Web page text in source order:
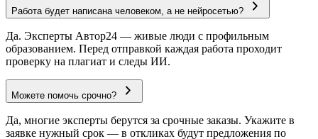
Работа будет написана человеком, а не нейросетью?
Да. Эксперты Автор24 — живые люди с профильным
образованием. Перед отправкой каждая работа проходит
проверку на плагиат и следы ИИ.
Можете помочь срочно?
Да, многие эксперты берутся за срочные заказы. Укажите в
заявке нужный срок — в откликах будут предложения по